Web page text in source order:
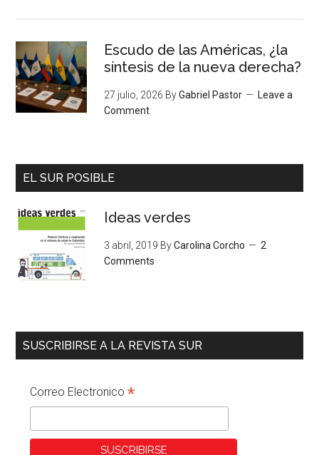
Escudo de las Américas, ¿la
síntesis de la nueva derecha?
27 julio, 2026 ByGabriel Pastor
Leave a
Comment
EL SUR POSIBLE
Ideas verdes
3 abril, 2019 ByCarolina Corcho
2
Comments
SUSCRIBIRSE A LA REVISTA SUR
Correo Electronico*